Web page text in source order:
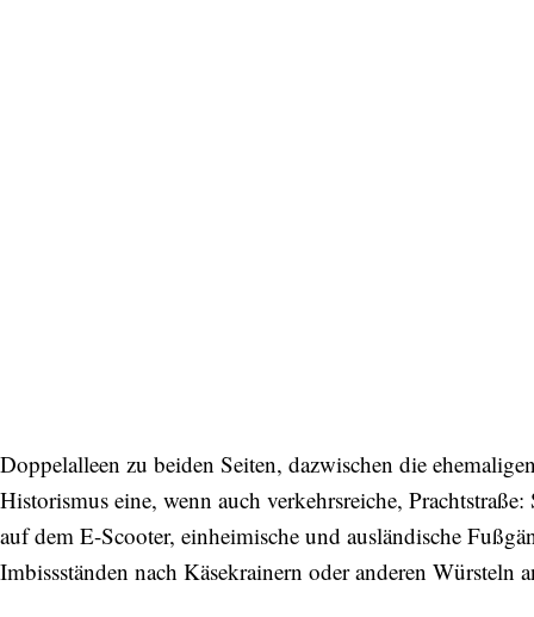
Doppelalleen zu beiden Seiten, dazwischen die
Historismus eine, wenn auch verkehrsreiche,
auf dem E-Scooter, einheimische und ausländische
Imbissständen nach Käsekrainern oder anderen Würsteln